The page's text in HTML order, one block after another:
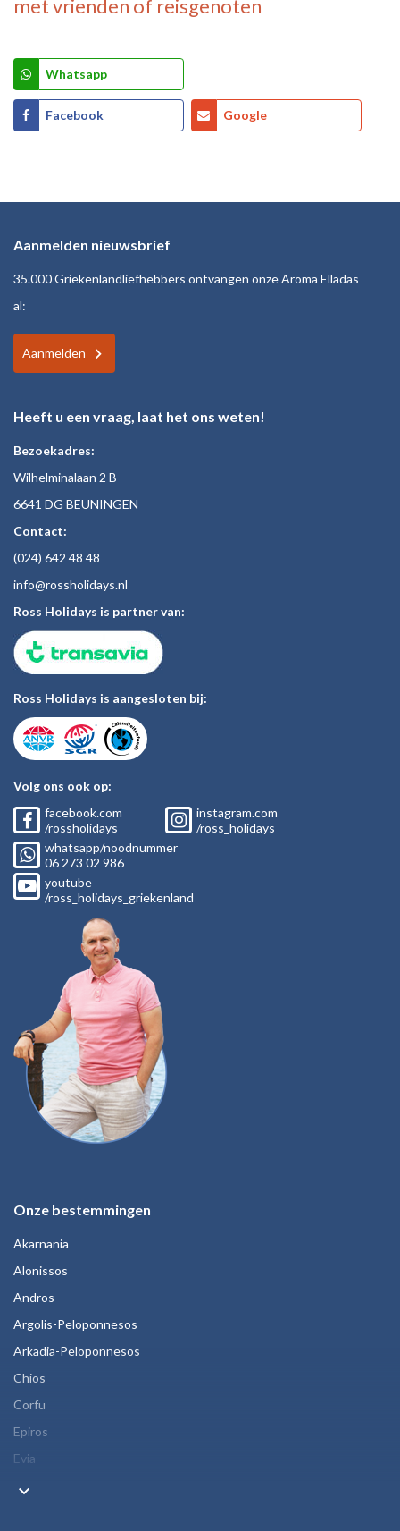
met vrienden of reisgenoten
Whatsapp
Facebook Google
Aanmelden nieuwsbrief
35.000 Griekenlandliefhebbers ontvangen onze Aroma Elladas
al:
Aanmelden
Heeft u een vraag, laat het ons weten!
Bezoekadres:
Wilhelminalaan 2 B
6641 DG BEUNINGEN
Contact:
(024) 642 48 48
info@rossholidays.nl
Ross Holidays is partner van:
Ross Holidays is aangesloten bij:
Volg ons ook op:
facebook.com
/rossholidays
instagram.com
/ross_holidays
whatsapp/noodnummer
06 273 02 986
youtube
/ross_holidays_griekenland
Onze bestemmingen
Akarnania
Alonissos
Andros
Argolis-Peloponnesos
Arkadia-Peloponnesos
Chios
Corfu
Epiros
Evia
keyboard_arrow_down